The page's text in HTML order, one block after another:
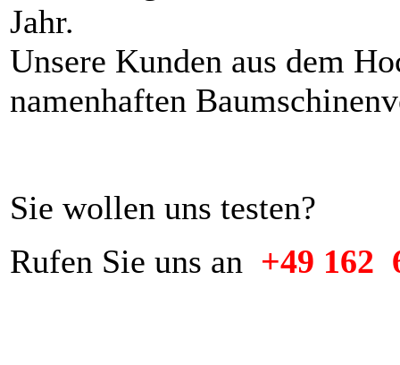
Jahr.
Unsere Kunden aus dem
namenhaften
Sie wollen uns testen?
Rufen Sie uns an +49 162